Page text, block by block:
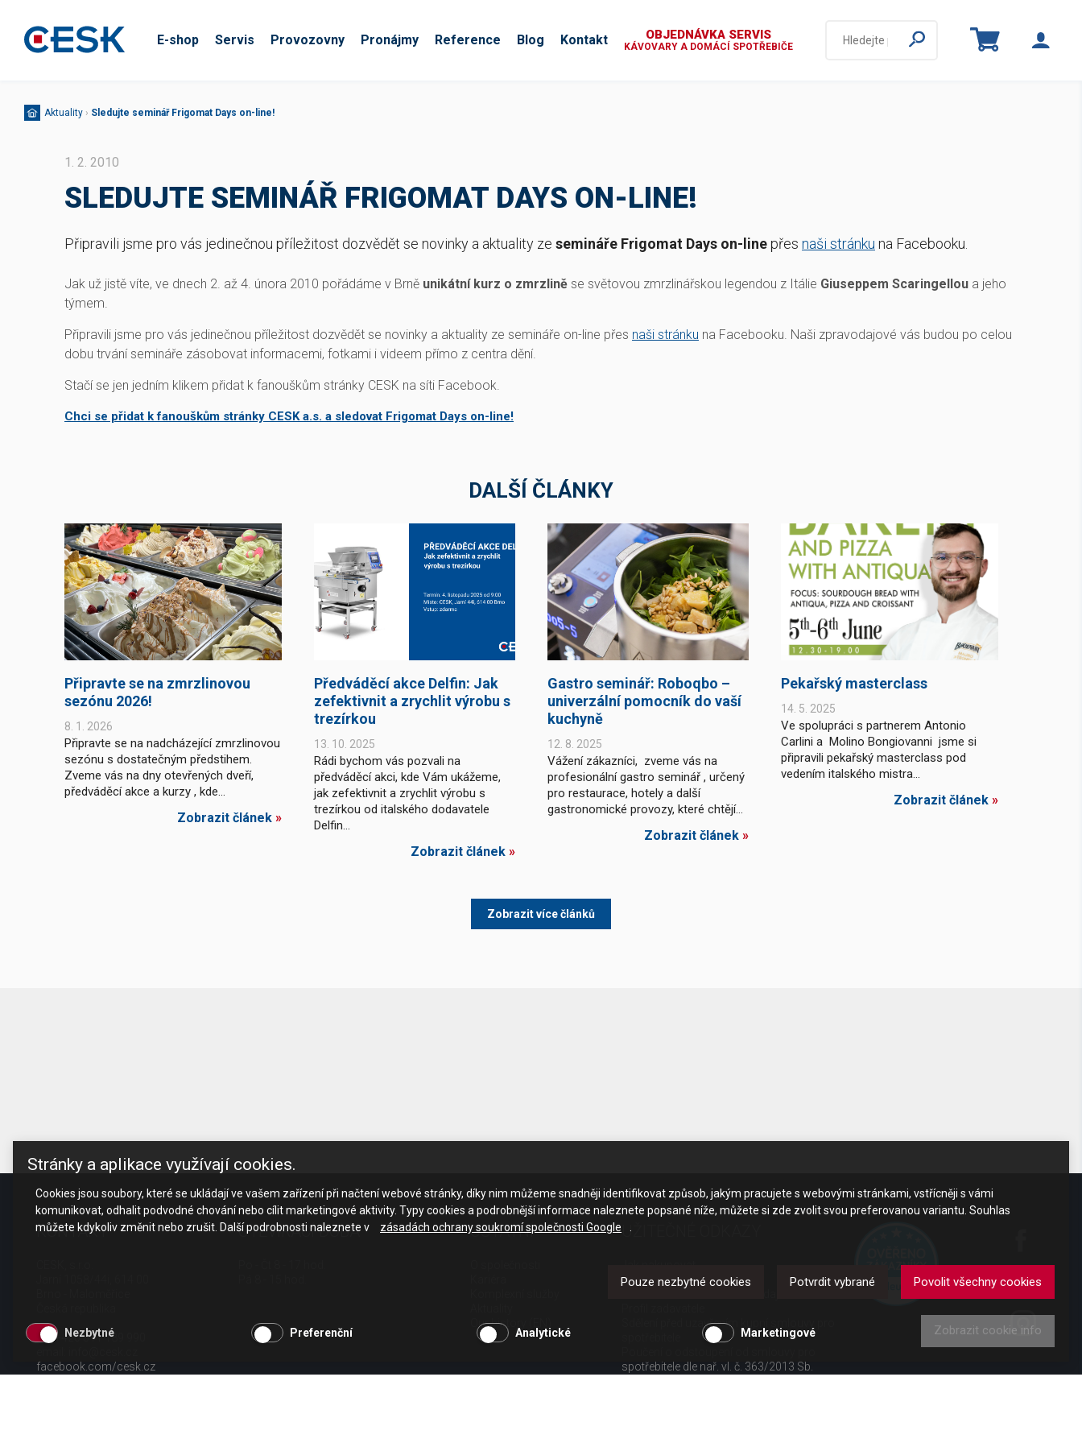
E-shop Servis Provozovny Pronájmy Reference Blog Kontakt OBJEDNÁVKA SERVIS
KÁVOVARY A DOMÁCÍ SPOTŘEBIČE
Aktuality › Sledujte seminář Frigomat Days on-line!
1. 2. 2010
SLEDUJTE SEMINÁŘ FRIGOMAT DAYS ON-LINE!
Připravili jsme pro vás jedinečnou příležitost dozvědět se novinky a aktuality ze semináře Frigomat Days on-linepřes naši stránku na Facebooku.
Jak už jistě víte, ve dnech 2. až 4. února 2010 pořádáme v Brně unikátní kurz o zmrzlině se světovou zmrzlinářskou legendou z Itálie Giuseppem Scaringellou a jeho
týmem.
Připravili jsme pro vás jedinečnou příležitost dozvědět se novinky a aktuality ze semináře on-line přes naši stránku na Facebooku. Naši zpravodajové vás budou po celou
dobu trvání semináře zásobovat informacemi, fotkami i videem přímo z centra dění.
Stačí se jen jedním klikem přidat k fanouškům stránky CESK na síti Facebook.
Chci se přidat k fanouškům stránky CESK a.s. a sledovat Frigomat Days on-line!
DALŠÍ ČLÁNKY
Připravte se na zmrzlinovou
sezónu 2026!
8. 1. 2026
Připravte se na nadcházející zmrzlinovou
sezónu s dostatečným předstihem.
Zveme vás na dny otevřených dveří,
předváděcí akce a kurzy , kde...
Zobrazit článek »
Předváděcí akce Delfin: Jak
zefektivnit a zrychlit výrobu s
trezírkou
13. 10. 2025
Rádi bychom vás pozvali na
předváděcí akci, kde Vám ukážeme,
jak zefektivnit a zrychlit výrobu s
trezírkou od italského dodavatele
Delfin...
Zobrazit článek »
Gastro seminář: Roboqbo –
univerzální pomocník do vaší
kuchyně
12. 8. 2025
Vážení zákazníci, zveme vás na
profesionální gastro seminář , určený
pro restaurace, hotely a další
gastronomické provozy, které chtějí...
Zobrazit článek »
Pekařský masterclass
14. 5. 2025
Ve spolupráci s partnerem Antonio
Carlini a Molino Bongiovanni jsme si
připravili pekařský masterclass pod
vedením italského mistra...
Zobrazit článek »
Zobrazit více článků
KONTAKT
tel.: +420 511 189 990
facebook.com/cesk.cz
OTEVÍRACÍ DOBA OSTATNÍ
Our history (EN)
UŽITEČNÉ ODKAZY
Obchodní podmínky
Sdělení před uzavřením kupní smlouvy pro
spotřebitele dle nař. vl. č. 363/2013 Sb.
Stránky a aplikace využívají cookies.
Cookies jsou soubory, které se ukládají ve vašem zařízení při načtení webové stránky, díky nim můžeme snadněji identifikovat způsob, jakým pracujete s webovými stránkami, vstřícněji s vámi
komunikovat, odhalit podvodné chování nebo cílit marketingové aktivity. Typy cookies a podrobnější informace naleznete popsané níže, můžete si zde zvolit svou preferovanou variantu. Souhlas
můžete kdykoliv změnit nebo zrušit. Další podrobnosti naleznete v
zásadách ochrany soukromí společnosti Google
Pouze nezbytné cookies Potvrdit vybrané Povolit všechny cookies
Nezbytné Preferenční Analytické Marketingové Zobrazit cookie info